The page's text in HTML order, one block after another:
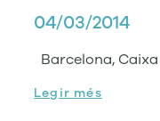
04/03/2014
Barcelona,
Legir més